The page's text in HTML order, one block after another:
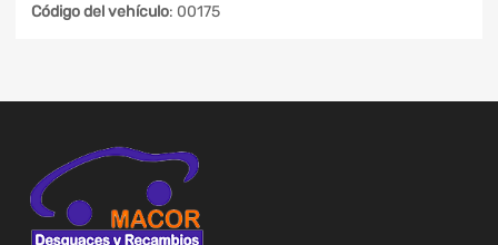
Código del vehículo: 00175